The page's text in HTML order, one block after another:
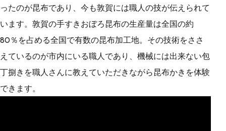
ったのが昆布であり、今も敦賀には職人の技が伝えられて
います。敦賀の手すきおぼろ昆布の生産量は全国の約
80％を占める全国で有数の昆布加工地。その技術をささ
えているのが市内にいる職人であり、機械には出来ない包
丁捌きを職人さんに教えていただきながら昆布かきを体験
できます。